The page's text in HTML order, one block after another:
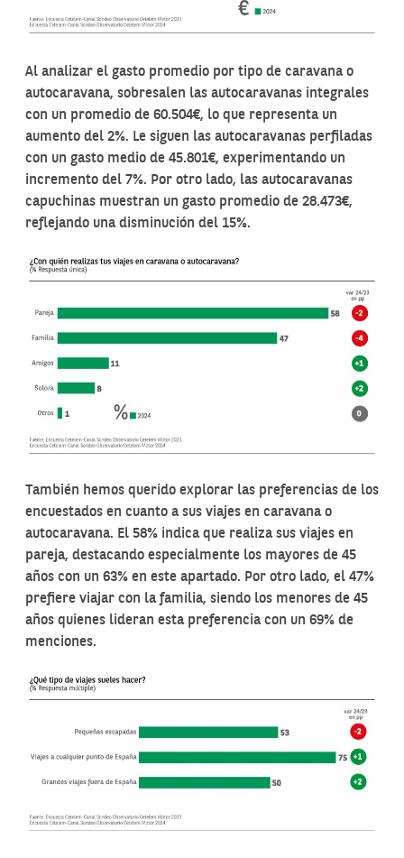
Al analizar el gasto promedio por tipo de caravana o
autocaravana, sobresalen las autocaravanas integrales
con un promedio de 60.504€, lo que representa un
aumento del 2%. Le siguen las autocaravanas perfiladas
con un gasto medio de 45.801€, experimentando un
incremento del 7%. Por otro lado, las autocaravanas
capuchinas muestran un gasto promedio de 28.473€,
reflejando una disminución del 15%.
También hemos querido explorar las preferencias de los
encuestados en cuanto a sus viajes en caravana o
autocaravana. El 58% indica que realiza sus viajes en
pareja, destacando especialmente los mayores de 45
años con un 63% en este apartado. Por otro lado, el 47%
prefiere viajar con la familia, siendo los menores de 45
años quienes lideran esta preferencia con un 69% de
menciones.